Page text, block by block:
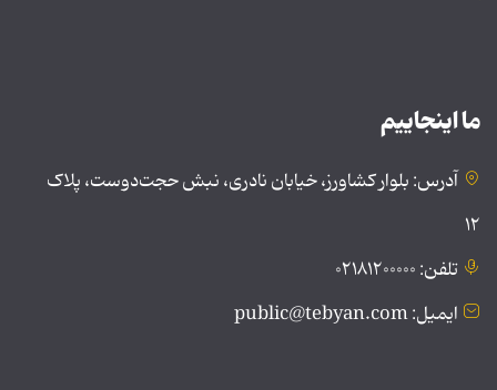
ما اینجاییم
آدرس: بلوار کشاورز، خیابان نادری، نبش حجت‌دوست، پلاک
۱۲
تلفن: ۰۲۱۸۱۲۰۰۰۰۰
ایمیل: public@tebyan.com